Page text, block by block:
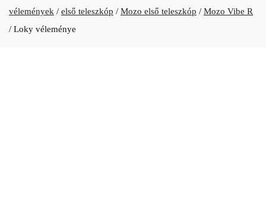
vélemények / első teleszkóp / Mozo első teleszkóp / Mozo Vibe R
/ Loky véleménye